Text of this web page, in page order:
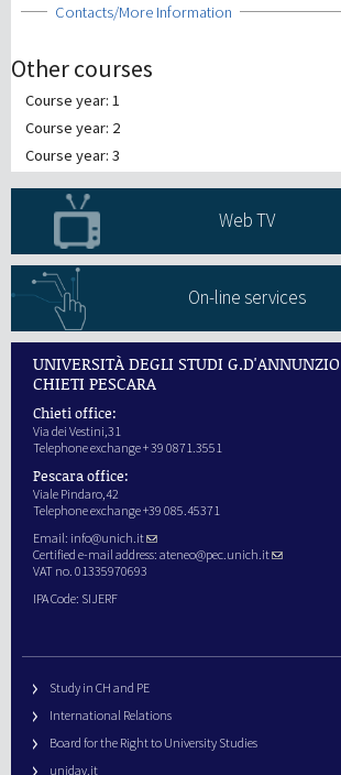
Show
Contacts/More Information
Other courses
Course year: 1
Course year: 2
Course year: 3
Web TV
On-line services
UNIVERSITÀ DEGLI STUDI G.D'ANNUNZIO
CHIETI PESCARA
Chieti office:
Via dei Vestini,31
Telephone exchange + 39 0871.3551
Pescara office:
Viale Pindaro,42
Telephone exchange +39 085.45371
Email: info@unich.it
Certified e-mail address: ateneo@pec.unich.it
VAT no. 01335970693
IPA Code: SIJERF
Study in CH and PE
International Relations
Board for the Right to University Studies
unidav.it